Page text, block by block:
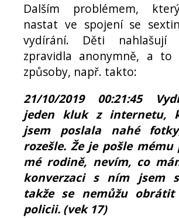
Dalším problémem,
nastat ve spojení se
vydírání. Děti nahlašují
zpravidla anonymně, a to
způsoby, např. takto:
21/10/2019 00:21:45
jeden kluk z internetu,
jsem poslala nahé
rozešle. Že je pošle
mé rodině, nevím, co
konverzaci s ním jsem
takže se nemůžu
policii. (vek 17)